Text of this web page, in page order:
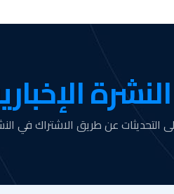
النشرة
التحديثات عن طريق الاشتراك في